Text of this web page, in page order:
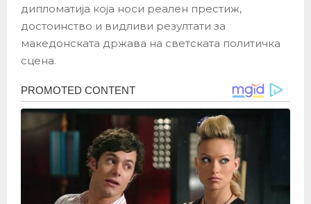
дипломатија која носи реален престиж,
достоинство и видливи резултати за
македонската држава на светската политичка
сцена.